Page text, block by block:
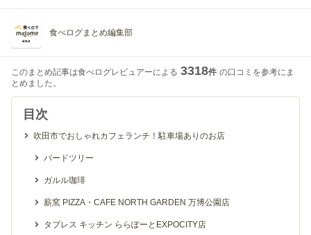
食べログまとめ編集部
このまとめ記事は食べログレビュアーによる 3318件 の口コミを参考にま
とめました。
目次
吹田市でおしゃれカフェランチ！駐車場ありのお店
バードツリー
ガルル珈琲
薪窯 PIZZA・CAFE NORTH GARDEN 万博公園店
タブレス キッチン ららぽーとEXPOCITY店